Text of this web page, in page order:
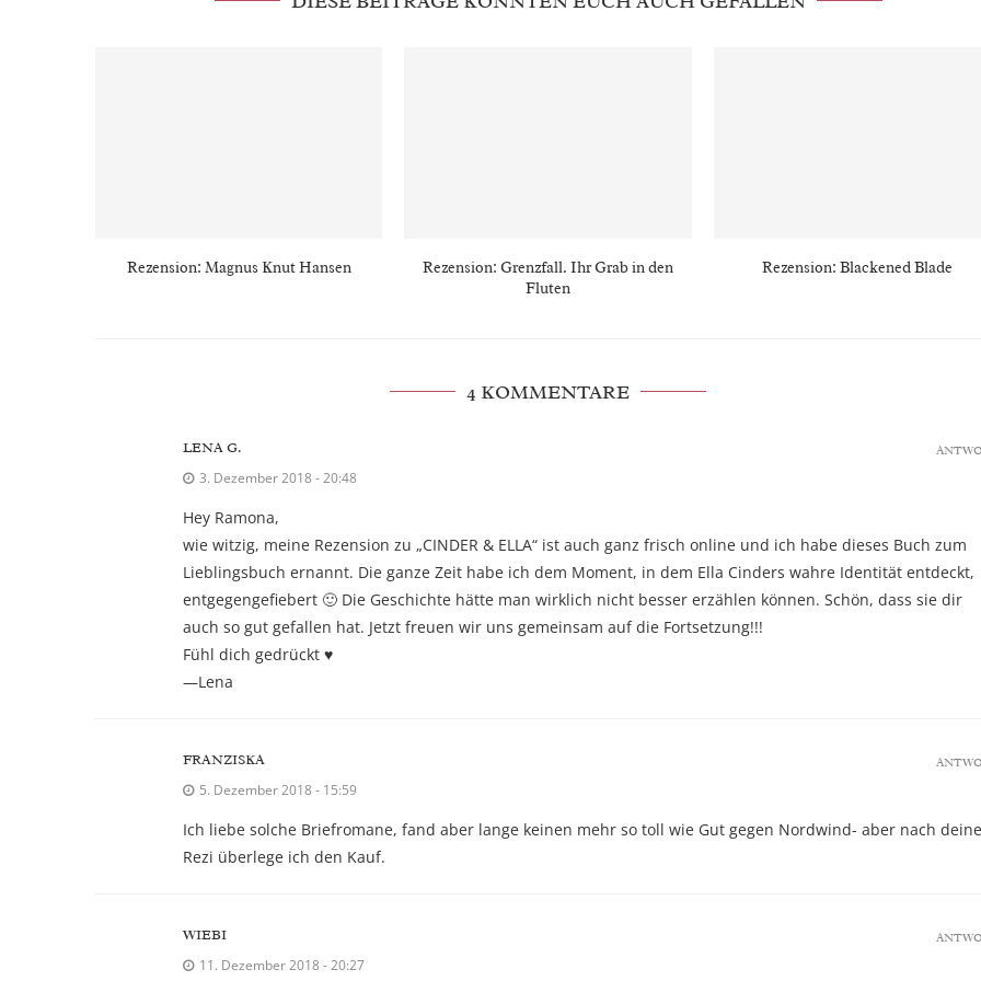
Rezension: Magnus Knut Hansen
Rezension: Grenzfall. Ihr Grab in den
Fluten
Rezension: Blackened Blade
4 KOMMENTARE
LENA G.
3. Dezember 2018 - 20:48
Hey Ramona,
wie witzig, meine Rezension zu „CINDER & ELLA“ ist auch ganz frisch online und ich habe dieses Buch zum
Lieblingsbuch ernannt. Die ganze Zeit habe ich dem Moment, in dem Ella Cinders wahre Identität entdeckt,
entgegengefiebert 🙂 Die Geschichte hätte man wirklich nicht besser erzählen können. Schön, dass sie dir
auch so gut gefallen hat. Jetzt freuen wir uns gemeinsam auf die Fortsetzung!!!
Fühl dich gedrückt ♥︎
—Lena
FRANZISKA
5. Dezember 2018 - 15:59
Ich liebe solche Briefromane, fand aber lange keinen mehr so toll wie Gut gegen Nordwind- aber nach
Rezi überlege ich den Kauf.
WIEBI
11. Dezember 2018 - 20:27